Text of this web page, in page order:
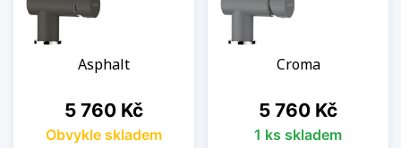
Asphalt
Cena
5 760 Kč
Obvykle skladem
Croma
Cena
5 760 Kč
1 ks skladem